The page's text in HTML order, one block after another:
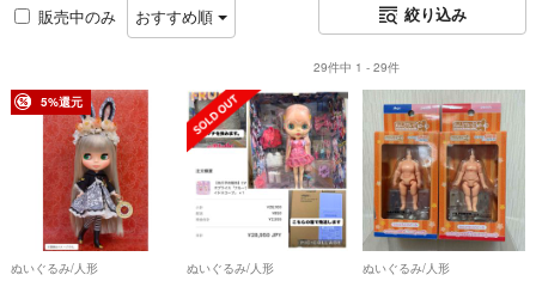
販売中のみ おすすめ順 絞り込み
29件中 1 - 29件
5%還元
ぬいぐるみ/人形 ぬいぐるみ/人形 ぬいぐるみ/人形